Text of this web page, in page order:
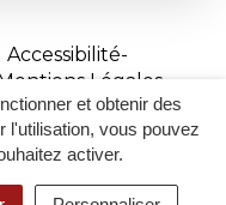
et obtenir des
l'utilisation, vous pouvez
activer.
Accessibilité
Légales